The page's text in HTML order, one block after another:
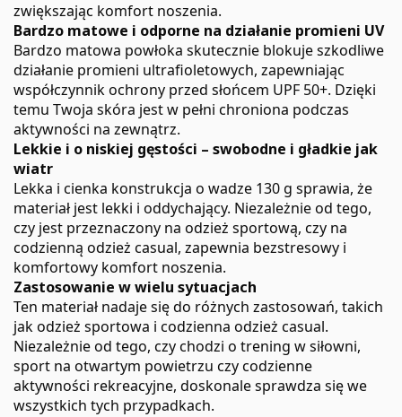
zwiększając komfort noszenia.
Bardzo matowe i odporne na działanie promieni UV
Bardzo matowa powłoka skutecznie blokuje szkodliwe
działanie promieni ultrafioletowych, zapewniając
współczynnik ochrony przed słońcem UPF 50+. Dzięki
temu Twoja skóra jest w pełni chroniona podczas
aktywności na zewnątrz.
Lekkie i o niskiej gęstości – swobodne i gładkie jak
wiatr
Lekka i cienka konstrukcja o wadze 130 g sprawia, że
materiał jest lekki i oddychający. Niezależnie od tego,
czy jest przeznaczony na odzież sportową, czy na
codzienną odzież casual, zapewnia bezstresowy i
komfortowy komfort noszenia.
Zastosowanie w wielu sytuacjach
Ten materiał nadaje się do różnych zastosowań, takich
jak odzież sportowa i codzienna odzież casual.
Niezależnie od tego, czy chodzi o trening w siłowni,
sport na otwartym powietrzu czy codzienne
aktywności rekreacyjne, doskonale sprawdza się we
wszystkich tych przypadkach.